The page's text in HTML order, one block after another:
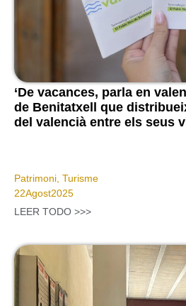
‘De vacances, parla en
de Benitatxell que
del valencià entre els seus
Patrimoni Turisme
22Agost2025
LEER TODO >>>